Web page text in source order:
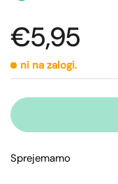
€5,95
ni na zalogi.
Sprejemamo